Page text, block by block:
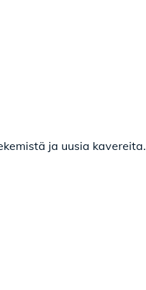
ja uusia kavereita.